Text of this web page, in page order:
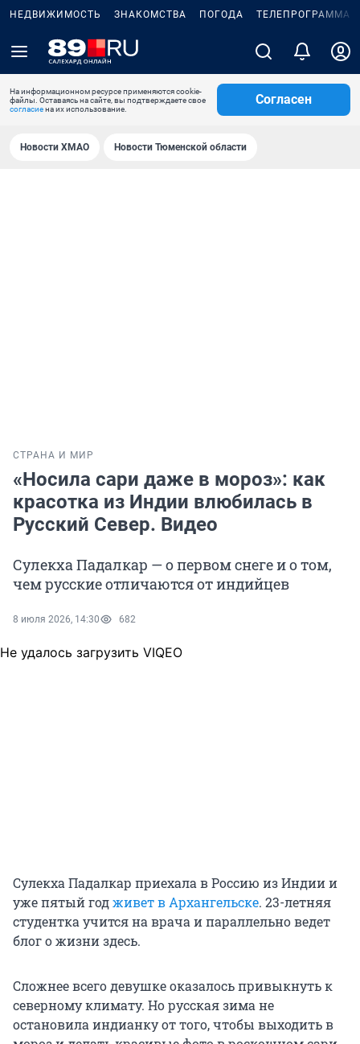
НЕДВИЖИМОСТЬ ЗНАКОМСТВА ПОГОДА ТЕЛЕПРОГРАММА
На информационном ресурсе применяются cookie-
файлы. Оставаясь на сайте, вы подтверждаете свое
согласиена их использование.
Согласен
Новости ХМАО Новости Тюменской области
СТРАНА И МИР
«Носила сари даже в мороз»: как
красотка из Индии влюбилась в
Русский Север. Видео
Сулекха Падалкар — о первом снеге и о том,
чем русские отличаются от индийцев
8 июля 2026, 14:30 682
Не удалось загрузить VIQEO
Сулекха Падалкар приехала в Россию из Индии и
уже пятый годживет в Архангельске. 23-летняя
студентка учится на врача и параллельно ведет
блог о жизни здесь.
Сложнее всего девушке оказалось привыкнуть к
северному климату. Но русская зима не
остановила индианку от того, чтобы выходить в